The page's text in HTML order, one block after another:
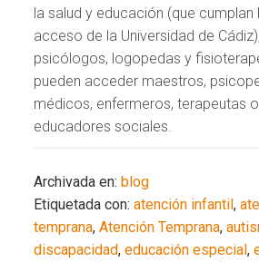
la salud y educación (que
acceso de la Universidad de
psicólogos, logopedas y
pueden acceder maestros,
médicos, enfermeros, terapeutas
educadores sociales.
Archivada en:blog
Etiquetada con:atención infantil,
temprana,Atención Temprana,
discapacidad,educación especial,